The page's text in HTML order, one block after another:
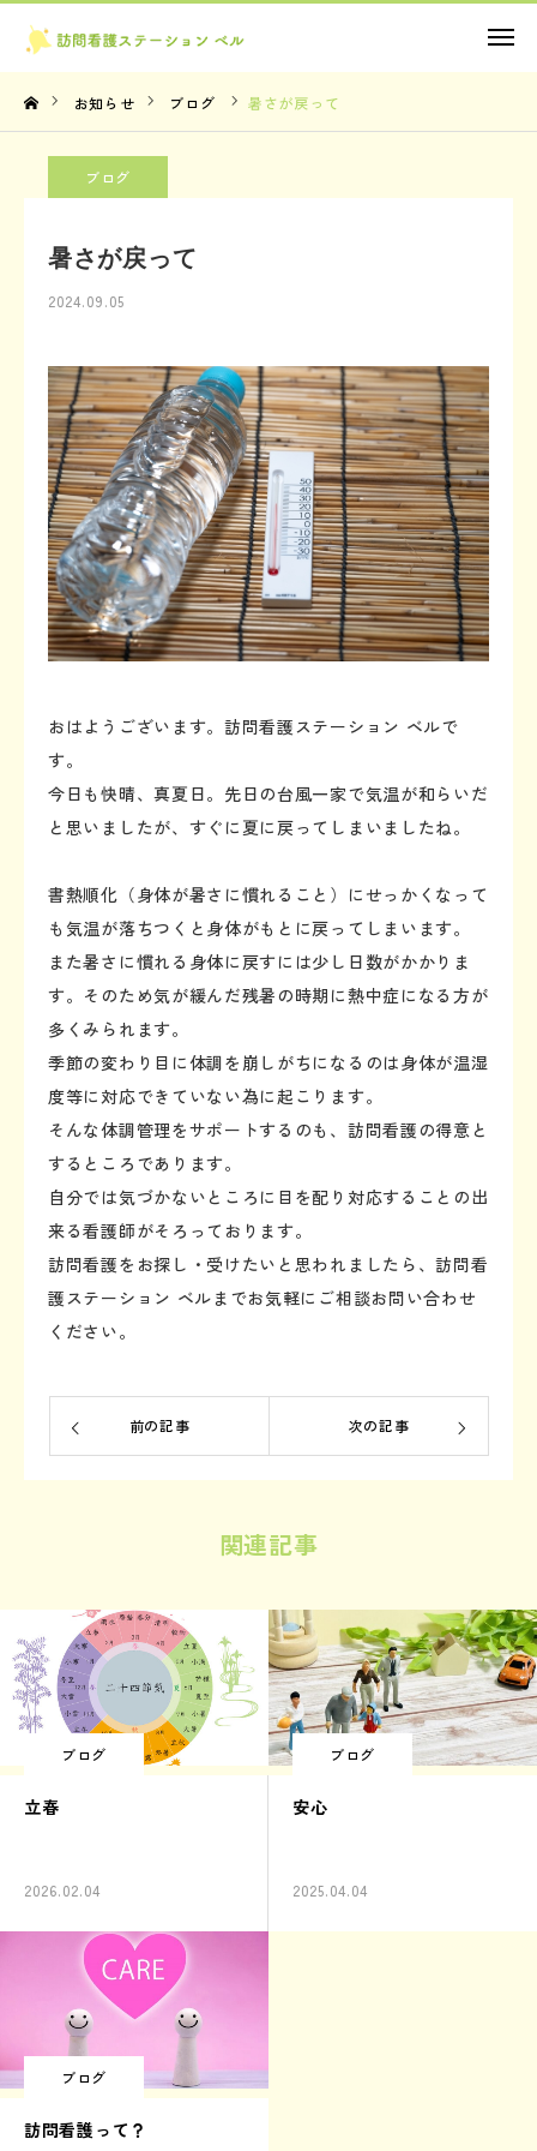
お知らせ ブログ 暑さが戻って
ブログ
暑さが戻って
2024.09.05
おはようございます。訪問看護ステーション ベルで
す。
今日も快晴、真夏日。先日の台風一家で気温が和らいだ
と思いましたが、すぐに夏に戻ってしまいましたね。
書熱順化（身体が暑さに慣れること）にせっかくなって
も気温が落ちつくと身体がもとに戻ってしまいます。
また暑さに慣れる身体に戻すには少し日数がかかりま
す。そのため気が緩んだ残暑の時期に熱中症になる方が
多くみられます。
季節の変わり目に体調を崩しがちになるのは身体が温湿
度等に対応できていない為に起こります。
そんな体調管理をサポートするのも、訪問看護の得意と
するところであります。
自分では気づかないところに目を配り対応することの出
来る看護師がそろっております。
​​​​​​​訪問看護をお探し・受けたいと思われましたら、訪問看
護ステーション ベルまでお気軽にご相談お問い合わせ
ください。
前の記事 次の記事
関連記事
ブログ
立春
2026.02.04
ブログ
安心
2025.04.04
ブログ
訪問看護って？
お問い合わせ
TOP
お知らせ
お問い合わせ